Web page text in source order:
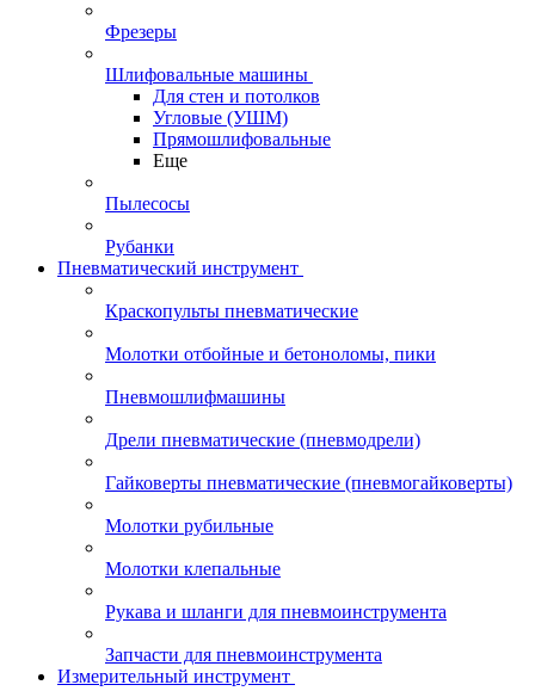
Фрезеры
Шлифовальные машины
Для стен и потолков
Угловые (УШМ)
Прямошлифовальные
Еще
Пылесосы
Рубанки
Пневматический инструмент
Краскопульты пневматические
Молотки отбойные и бетоноломы, пики
Пневмошлифмашины
Дрели пневматические (пневмодрели)
Гайковерты пневматические (пневмогайковерты)
Молотки рубильные
Молотки клепальные
Рукава и шланги для пневмоинструмента
Запчасти для пневмоинструмента
Измерительный инструмент